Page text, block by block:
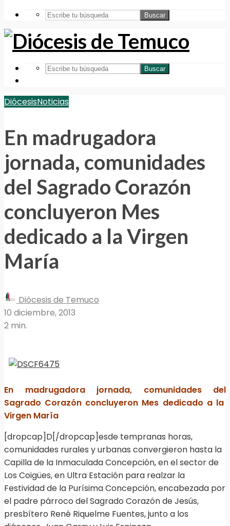
Buscar
Buscar
DiócesisNoticias
En madrugadora
jornada, comunidades
del Sagrado Corazón
concluyeron Mes
dedicado a la Virgen
María
Diócesis de Temuco
10 diciembre, 2013
2 min.
En madrugadora jornada, comunidades del
Sagrado Corazón concluyeron Mes dedicado a la
Virgen María
[dropcap]D[/dropcap]esde tempranas horas,
comunidades rurales y urbanas convergieron hasta la
Capilla de la Inmaculada Concepción, en el sector de
Los Coigües, en Ultra Estación para realzar la
Festividad de la Purísima Concepción, encabezada por
el padre párroco del Sagrado Corazón de Jesús,
presbítero René Riquelme Fuentes, junto a los